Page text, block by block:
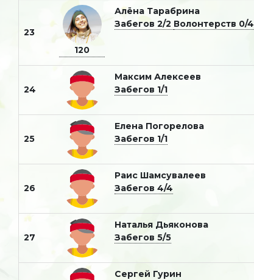
23
120
Алëна Тарабрина
Забегов 2/2 Волонтерств 0/4
24
Максим Алексеев
Забегов 1/1
25
Елена Погорелова
Забегов 1/1
26
Раис Шамсувалеев
Забегов 4/4
27
Наталья Дьяконова
Забегов 5/5
Сергей Гурин